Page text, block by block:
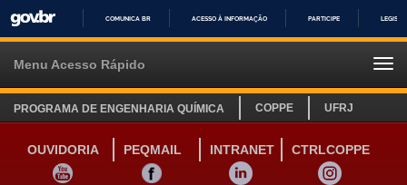
IR
COMUNICA BR ACESSO À INFORMAÇÃO PARTICIPE
Menu Acesso Rápido
PROGRAMA DE ENGENHARIA QUÍMICA COPPE UFRJ
OUVIDORIA PEQMAIL INTRANET
CTRLCOPPE
YOUTUBE
FACEBOOK LINKEDIN
INSTAGRAM